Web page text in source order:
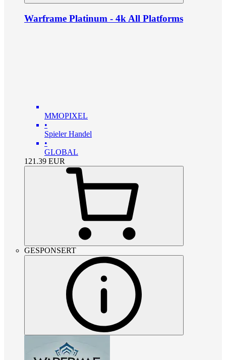
Warframe Platinum - 4k All Platforms
MMOPIXEL
•
Spieler Handel
•
GLOBAL
121.39 EUR
GESPONSERT